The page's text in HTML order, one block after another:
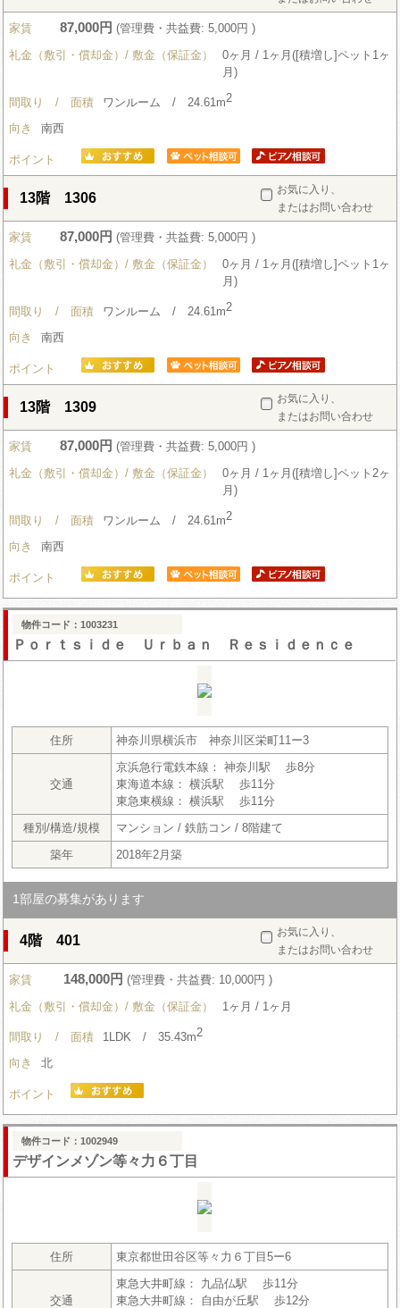
家賃 87,000円 (管理費・共益費: 5,000円 )
礼金（敷引・償却金）/ 敷金（保証金）
0ヶ月 / 1ヶ月([積増し]ペット1ヶ
月)
間取り / 面積 ワンルーム / 24.61m2
向き 南西
ポイント
お気に入り、
またはお問い合わせ
13階 1306
家賃 87,000円 (管理費・共益費: 5,000円 )
礼金（敷引・償却金）/ 敷金（保証金）
0ヶ月 / 1ヶ月([積増し]ペット1ヶ
月)
間取り / 面積 ワンルーム / 24.61m2
向き 南西
ポイント
お気に入り、
またはお問い合わせ
13階 1309
家賃 87,000円 (管理費・共益費: 5,000円 )
礼金（敷引・償却金）/ 敷金（保証金）
0ヶ月 / 1ヶ月([積増し]ペット2ヶ
月)
間取り / 面積 ワンルーム / 24.61m2
向き 南西
ポイント
物件コード：1003231
Ｐｏｒｔｓｉｄｅ Ｕｒｂａｎ Ｒｅｓｉｄｅｎｃｅ
住所 神奈川県横浜市 神奈川区栄町11ー3
交通
京浜急行電鉄本線： 神奈川駅 歩8分
東海道本線： 横浜駅 歩11分
東急東横線： 横浜駅 歩11分
種別/構造/規模
マンション / 鉄筋コン / 8階建て
築年
2018年2月築
1部屋の募集があります
お気に入り、
またはお問い合わせ
4階 401
家賃 148,000円 (管理費・共益費: 10,000円 )
礼金（敷引・償却金）/ 敷金（保証金）
1ヶ月 / 1ヶ月
間取り / 面積 1LDK / 35.43m2
向き 北
ポイント
物件コード：1002949
デザインメゾン等々力６丁目
住所 東京都世田谷区等々力６丁目5ー6
交通
東急大井町線： 九品仏駅 歩11分
東急大井町線： 自由が丘駅 歩12分